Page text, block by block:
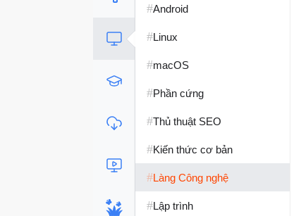
#Android
#Linux
#macOS
#Phần cứng
#Thủ thuật SEO
#Kiến thức cơ bản
#Làng Công nghệ
#Lập trình